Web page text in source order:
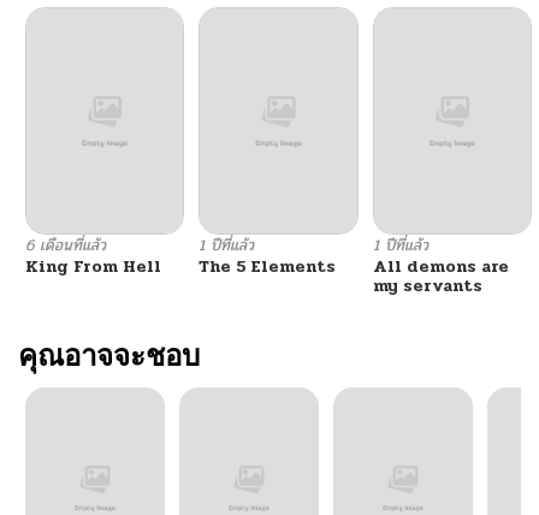
6 เดือนที่แล้ว
King From Hell
1 ปีที่แล้ว
The 5 Elements
1 ปีที่แล้ว
All demons are
my servants
คุณอาจจะชอบ